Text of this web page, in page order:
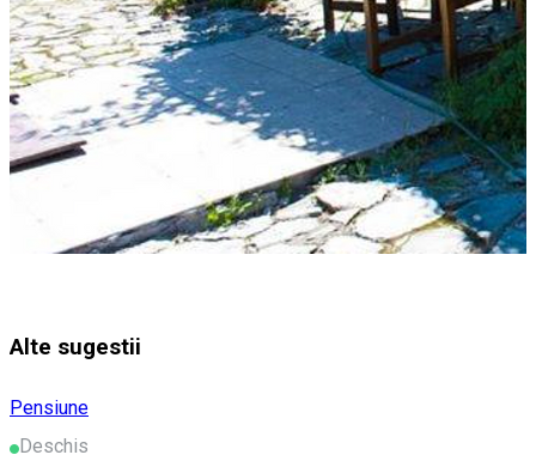
Alte sugestii
Pensiune
Deschis